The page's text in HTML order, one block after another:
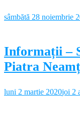
sâmbătă 28 noiembrie
Informații –
Piatra Neamț
luni 2 martie 2020joi 2